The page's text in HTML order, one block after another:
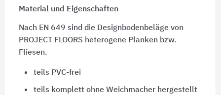
Material und Eigenschaften
Nach EN 649 sind die Designbodenbeläge von
PROJECT FLOORS heterogene Planken bzw.
Fliesen.
teils PVC-frei
teils komplett ohne Weichmacher hergestellt